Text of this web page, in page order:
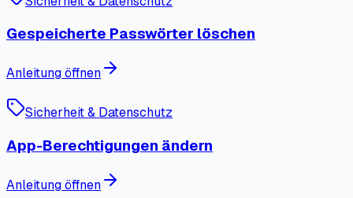
Gespeicherte Passwörter löschen
Anleitung öffnen
Sicherheit & Datenschutz
App-Berechtigungen ändern
Anleitung öffnen